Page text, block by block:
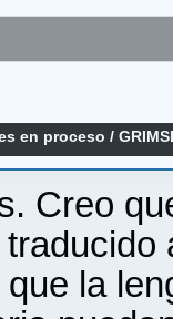
en proceso /
Creo
la